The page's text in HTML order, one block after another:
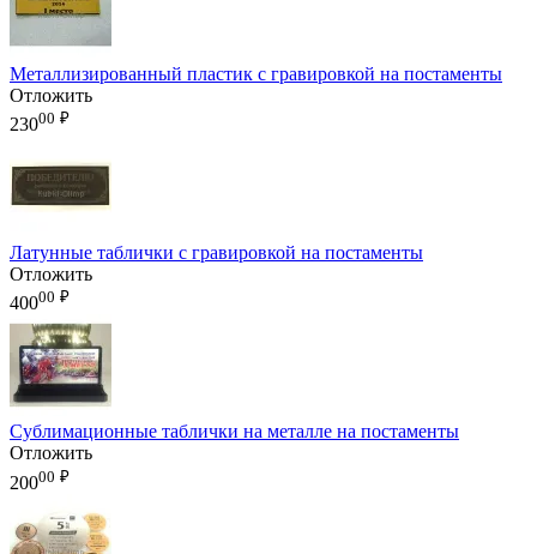
Металлизированный пластик с гравировкой на постаменты
Отложить
23000 ₽
Латунные таблички с гравировкой на постаменты
Отложить
40000 ₽
Сублимационные таблички на металле на постаменты
Отложить
20000 ₽